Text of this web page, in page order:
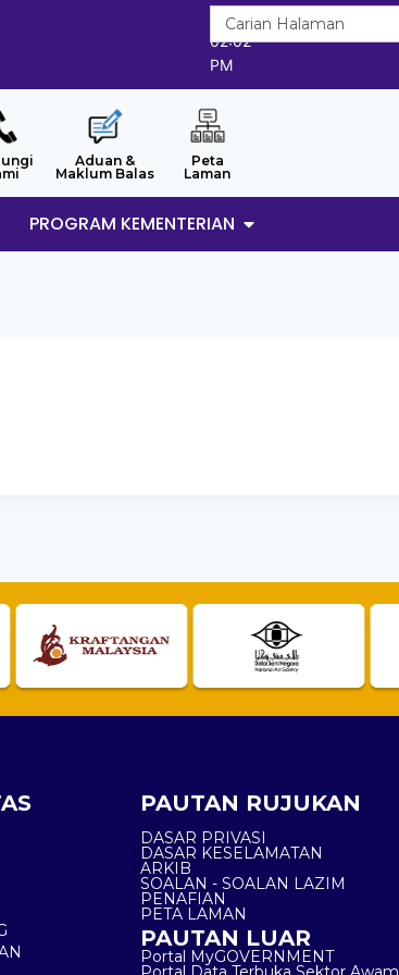
7/8/2026
02:02
PM
Aduan &
Maklum Balas
Peta
Laman
PROGRAM KEMENTERIAN
PAUTAN RUJUKAN
DASAR PRIVASI
DASAR KESELAMATAN
ARKIB
SOALAN - SOALAN LAZIM
PENAFIAN
PETA LAMAN
PAUTAN LUAR
Portal MyGOVERNMENT